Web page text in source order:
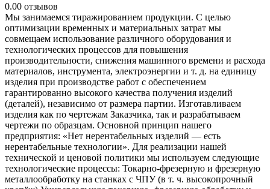
0.00 отзывов
Мы занимаемся тиражированием продукции. С целью
оптимизации временных и материальных затрат мы
совмещаем использование различного оборудования и
технологических процессов для повышения
производительности, снижения машинного времени и расхода
материалов, инструмента, электроэнергии и т. д. на единицу
изделия при производстве работ с обеспечением
гарантированно высокого качества получения изделий
(деталей), независимо от размера партии. Изготавливаем
изделия как по чертежам Заказчика, так и разрабатываем
чертежи по образцам. Основной принцип нашего
предприятия: «Нет нерентабельных изделий — есть
нерентабельные технологии». Для реализации нашей
технической и ценовой политики мы используем следующие
технологические процессы: Токарно-фрезерную и фрезерную
металлообработку на станках с ЧПУ (в т. ч. высокопрочный